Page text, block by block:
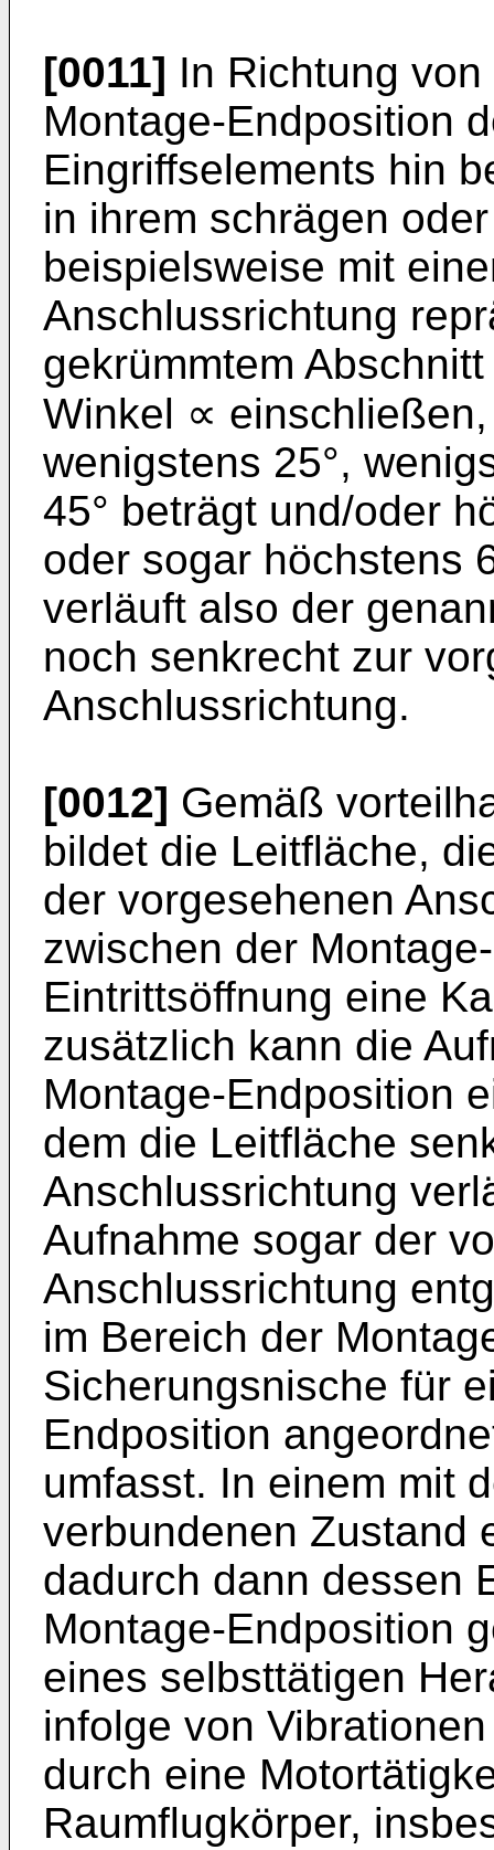
[0011] In Richtung
Montage-Endposition
Eingriffselements hin
in ihrem schrägen
beispielsweise mit
Anschlussrichtung
gekrümmtem
Winkel ∝
wenigstens 25°,
45° beträgt und/oder
oder sogar höchstens
verläuft also der
noch senkrecht zur
Anschlussrichtung.
[0012] Gemäß
bildet die Leitfläche,
der vorgesehenen
zwischen der
Eintrittsöffnung eine
zusätzlich kann die
Montage-Endposition
dem die Leitfläche
Anschlussrichtung
Aufnahme sogar der
Anschlussrichtung
im Bereich der
Sicherungsnische für
Endposition
umfasst. In einem mit
verbundenen Zustand
dadurch dann dessen
Montage-Endposition
eines selbsttätigen
infolge von
durch eine
Raumflugkörper,